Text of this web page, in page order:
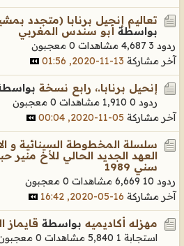
تعاليم إنجيل برنابا (متجدد
بواسطة أبو سندس المغربي
ردود 3 4,687 مشاهدات
0 معجبون
آخر مشاركة 13-11-2020, 01:56
إنحيل برنابا.، رابع نسخة
ردود 0 1,910 مشاهدات
0 معجبون
آخر مشاركة 05-11-2020, 00:04
سلسلة المخطوطة السينائية و
العهد الجديد الحالي للأخ منير
سني 1989
ردود 10 6,669 مشاهدات
0 معجبون
آخر مشاركة 16-05-2020, 16:42
مهزله أكاديميه بواسطة قايماز
استجابة 1 5,840 مشاهدات
0 معجبون